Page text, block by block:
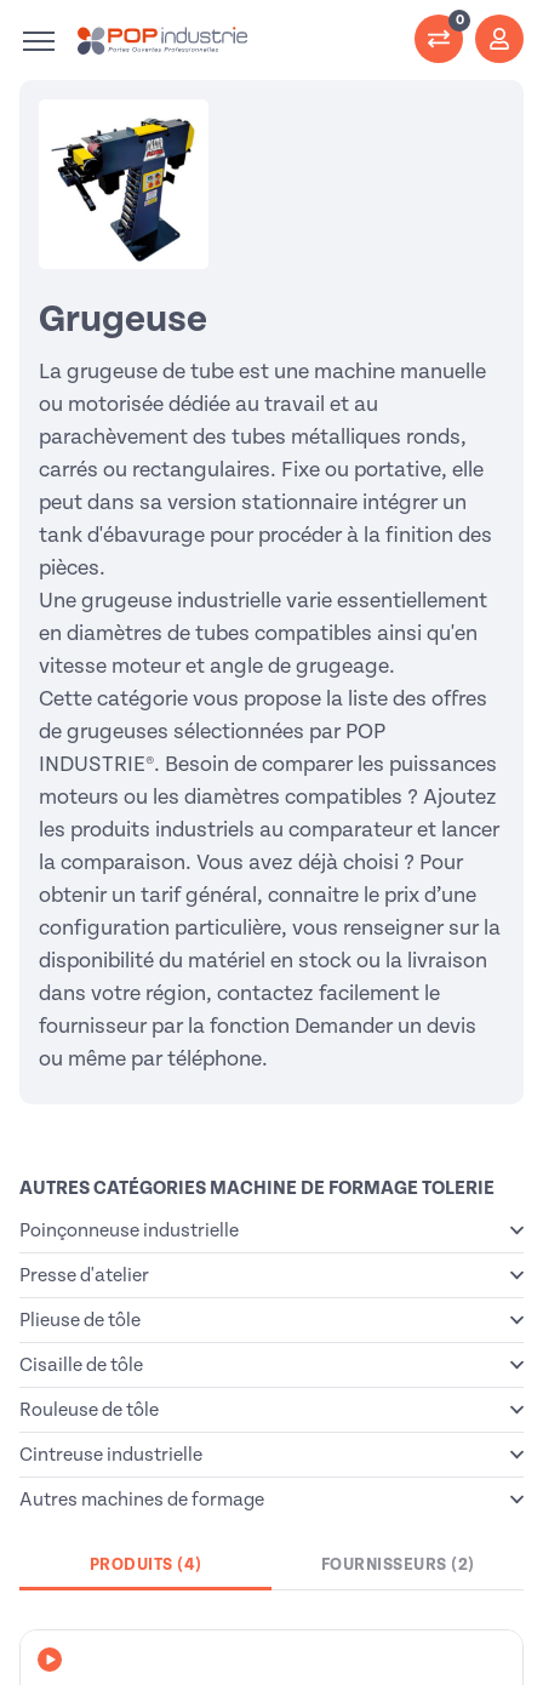
0
Grugeuse
La grugeuse de tube est une machine manuelle
ou motorisée dédiée au travail et au
parachèvement des tubes métalliques ronds,
carrés ou rectangulaires. Fixe ou portative, elle
peut dans sa version stationnaire intégrer un
tank d'ébavurage pour procéder à la finition des
pièces.
Une grugeuse industrielle varie essentiellement
en diamètres de tubes compatibles ainsi qu'en
vitesse moteur et angle de grugeage.
Cette catégorie vous propose la liste des offres
de grugeuses sélectionnées par POP
INDUSTRIE®. Besoin de comparer les puissances
moteurs ou les diamètres compatibles ? Ajoutez
les produits industriels au comparateur et lancer
la comparaison. Vous avez déjà choisi ? Pour
obtenir un tarif général, connaitre le prix d’une
configuration particulière, vous renseigner sur la
disponibilité du matériel en stock ou la livraison
dans votre région, contactez facilement le
fournisseur par la fonction Demander un devis
ou même par téléphone.
AUTRES CATÉGORIES MACHINE DE FORMAGE TOLERIE
Poinçonneuse industrielle
Presse d'atelier
Plieuse de tôle
Cisaille de tôle
Rouleuse de tôle
Cintreuse industrielle
Autres machines de formage
PRODUITS (4) FOURNISSEURS (2)
Avec vidéo